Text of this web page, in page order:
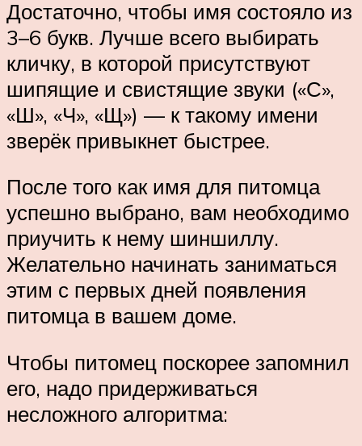
Достаточно, чтобы имя состояло из
3–6 букв. Лучше всего выбирать
кличку, в которой присутствуют
шипящие и свистящие звуки («С»,
«Ш», «Ч», «Щ») — к такому имени
зверёк привыкнет быстрее.
После того как имя для питомца
успешно выбрано, вам необходимо
приучить к нему шиншиллу.
Желательно начинать заниматься
этим с первых дней появления
питомца в вашем доме.
Чтобы питомец поскорее запомнил
его, надо придерживаться
несложного алгоритма: